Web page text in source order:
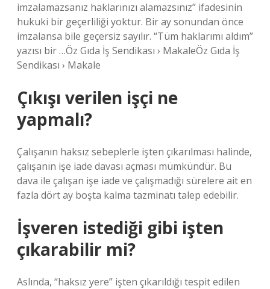
imzalamazsanız haklarınızı alamazsınız” ifadesinin
hukuki bir geçerliliği yoktur. Bir ay sonundan önce
imzalansa bile geçersiz sayılır. “Tüm haklarımı aldım”
yazısı bir …Öz Gıda İş Sendikası › MakaleÖz Gıda İş
Sendikası › Makale
Çıkışı verilen işçi ne
yapmalı?
Çalışanın haksız sebeplerle işten çıkarılması halinde,
çalışanın işe iade davası açması mümkündür. Bu
dava ile çalışan işe iade ve çalışmadığı sürelere ait en
fazla dört ay boşta kalma tazminatı talep edebilir.
İşveren istediği gibi işten
çıkarabilir mi?
Aslında, “haksız yere” işten çıkarıldığı tespit edilen